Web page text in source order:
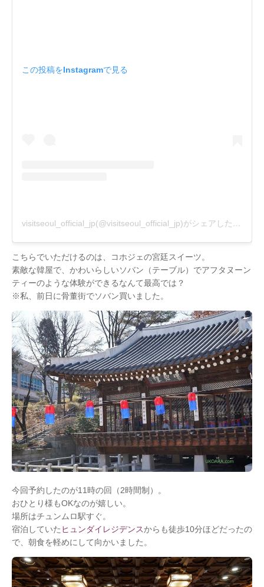
この投稿をInstagramで見る
visitseoul_official_jp(@visitseoul_official_jp)がシェアした投稿
こちらでいただけるのは、コホジェの宮廷スイーツ。
素敵な韓屋で、かわいらしいソバン（テーブル）でアフタヌーン
ティーのような体験ができるなんて最高では？
※私、前日に骨董街でソバン買いました。
今回予約したのが11時の回（2時間制）。
おひとり様もOKなのが嬉しい。
場所はチュンムロ駅すぐ。
宿泊していた ヒュンダイレジデンスからも徒歩10分ほどだったの
で、朝食を軽めにして向かいました。